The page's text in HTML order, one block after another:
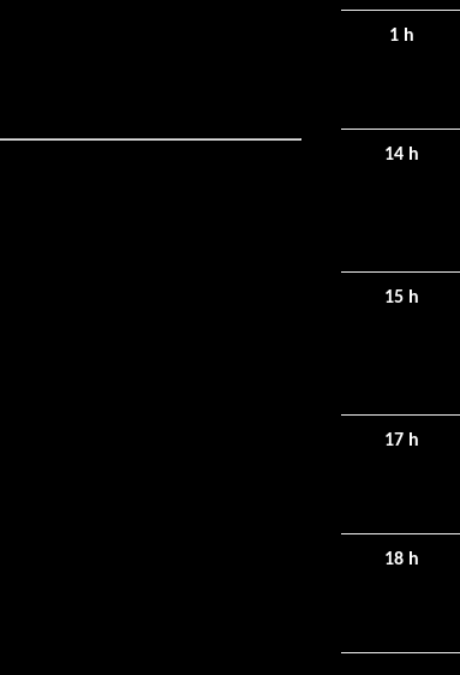
1 h
14 h
15 h
17 h
18 h